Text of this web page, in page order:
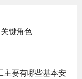
键角色
主要有哪些基本安